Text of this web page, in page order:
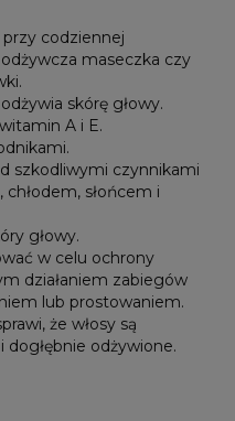
przy codziennej
maseczka czy
skórę głowy.
A i E.
szkodliwymi czynnikami
słońcem i
głowy.
w celu ochrony
działaniem zabiegów
lub prostowaniem.
że włosy są
dogłębnie odżywione.